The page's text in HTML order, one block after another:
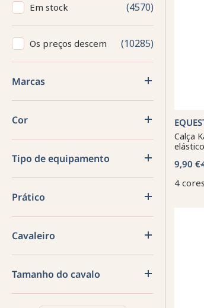
Em stock 4570
Os preços descem 10285
Marcas
Cor
Tipo de equipamento
Prático
Cavaleiro
Tamanho do cavalo
Calça
9,90 €
4 cores